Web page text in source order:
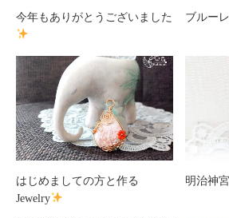
今年もありがとうございました ブルー
はじめましての方と作る
Jewelry
明治神